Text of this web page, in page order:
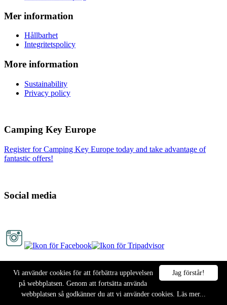
Mer information
Hållbarhet
Integritetspolicy
More information
Sustainability
Privacy policy
Camping Key Europe
Register for Camping Key Europe today and take advantage of
fantastic offers!
Social media
Copyright © 2026 Lomma Camping. All rights reserved | Designed
Hillside Peak
Jag förstår!
Vi använder cookies för att förbättra upplevelsen
på webbplatsen. Genom att fortsätta använda
webbplatsen så godkänner du att vi använder cookies. Läs mer...